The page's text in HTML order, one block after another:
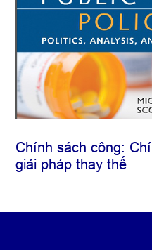
Chính sách công:
giải pháp thay thế